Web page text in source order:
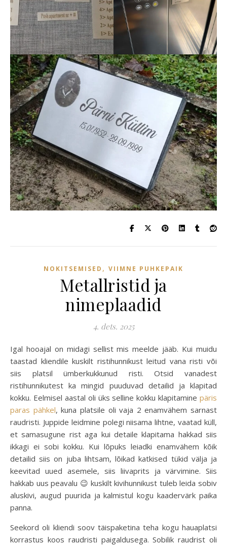
NOKITSEMISED , VIIMNE PUHKEPAIK
Metallristid ja
nimeplaadid
4. dets. 2025
Igal hooajal on midagi sellist mis meelde jääb. Kui muidu
taastad kliendile kuskilt ristihunnikust leitud vana risti või
siis platsil ümberkukkunud risti. Otsid vanadest
ristihunnikutest ka mingid puuduvad detailid ja klapitad
kokku. Eelmisel aastal oli üks selline kokku klapitamine päris
paras pähkel, kuna platsile oli vaja 2 enamvähem sarnast
raudristi. Juppide leidmine polegi niisama lihtne, vaatad küll,
et samasugune rist aga kui detaile klapitama hakkad siis
ikkagi ei sobi kokku. Kui lõpuks leiadki enamvähem kõik
detailid siis on juba lihtsam, lõikad katkised tükid välja ja
keevitad uued asemele, siis liivaprits ja värvimine. Siis
hakkab uus peavalu 😉 kuskilt kivihunnikust tuleb leida sobiv
aluskivi, augud puurida ja kalmistul kogu kaadervärk paika
panna.
Seekord oli kliendi soov täispaketina teha kogu hauaplatsi
korrastus koos raudristi paigaldusega. Sobilik raudrist oli